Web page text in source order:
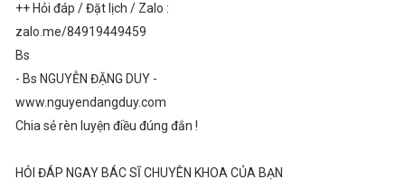
++ Hỏi đáp / Đặt lịch / Zalo :
zalo.me/84919449459
Bs
- Bs NGUYỄN ĐẶNG DUY -
www.nguyendangduy.com
Chia sẻ rèn luyện điều đúng đắn !
HỎI ĐÁP NGAY BÁC SĨ CHUYÊN KHOA CỦA BẠN